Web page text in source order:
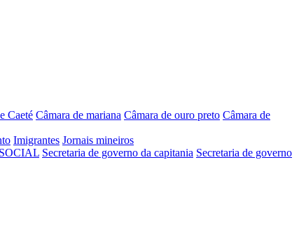
Caeté Câmara de mariana Câmara de ouro preto Câmara de
Imigrantes Jornais mineiros
Secretaria de governo da capitania Secretaria de governo